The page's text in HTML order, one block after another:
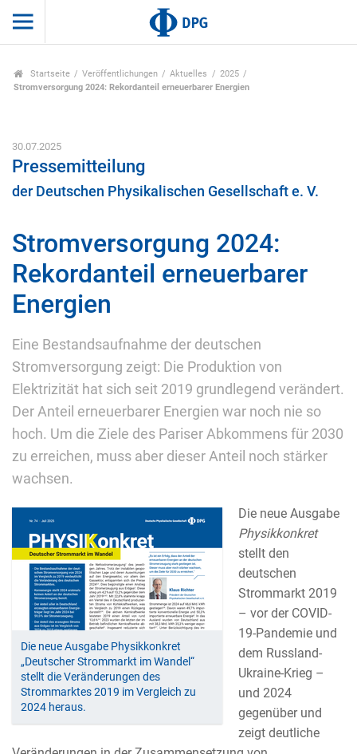
Startseite Veröffentlichungen Aktuelles
2025
Stromversorgung 2024: Rekordanteil erneuerbarer Energien
30.07.2025
Pressemitteilung
der Deutschen Physikalischen Gesellschaft e. V.
Stromversorgung 2024:
Rekordanteil erneuerbarer
Energien
Eine Bestandsaufnahme der deutschen
Stromversorgung zeigt: Die Produktion von
Elektrizität hat sich seit 2019 grundlegend verändert.
Der Anteil erneuerbarer Energien war noch nie so
hoch. Um die Ziele des Pariser Abkommens für 2030
zu erreichen, muss aber dieser Anteil noch stärker
wachsen.
Die neue Ausgabe Physikkonkret
„Deutscher Strommarkt im Wandel“
stellt die Veränderungen des
Strommarktes 2019 im Vergleich zu
2024 heraus.
Die neue Ausgabe
Physikkonkret
stellt den
deutschen
Strommarkt 2019
– vor der COVID-
19-Pandemie und
dem Russland-
Ukraine-Krieg –
und 2024
gegenüber und
zeigt deutliche